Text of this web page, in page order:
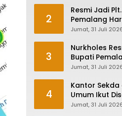
2
Resmi Jadi
Pemalang
Nurkholes
Jumat, 31 Juli
3
Nurkholes
Bupati
Publik Dijamin
Jumat, 31 Juli
4
Kantor
Umum Ikut
Geledah
Jumat, 31 Juli 2026